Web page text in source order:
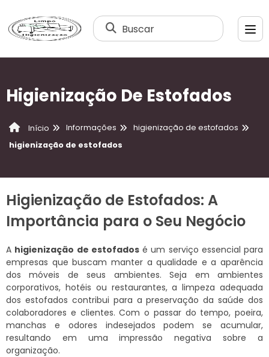
Buscar
Higienização De Estofados
Início Informações
higienização de estofados
higienização de estofados
Higienização de Estofados: A
Importância para o Seu Negócio
A higienização de estofadosé um serviço essencial para
empresas que buscam manter a qualidade e a aparência
dos móveis de seus ambientes. Seja em ambientes
corporativos, hotéis ou restaurantes, a limpeza adequada
dos estofados contribui para a preservação da saúde dos
colaboradores e clientes. Com o passar do tempo, poeira,
manchas e odores indesejados podem se acumular,
resultando em uma impressão negativa sobre a
organização.